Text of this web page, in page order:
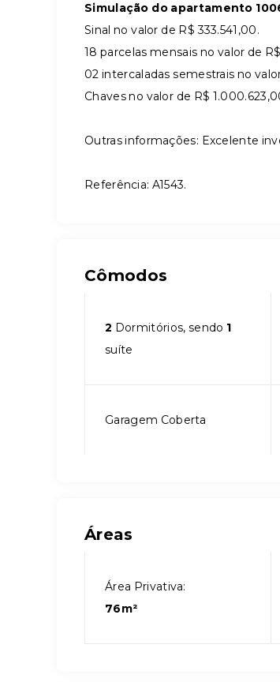
Simulação do apartamento
Sinal no valor de R$ 333.541,00.
18 parcelas mensais no valor de
02 intercaladas semestrais no
Chaves no valor de R$
Outras informações: Excelente
Referência: A1543.
Cômodos
2 Dormitórios, sendo 1
suíte
Garagem Coberta
Áreas
Área Privativa:
76m²